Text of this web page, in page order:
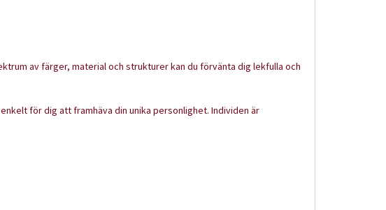
av färger, material och strukturer kan du förvänta dig lekfulla och
för dig att framhäva din unika personlighet. Individen är